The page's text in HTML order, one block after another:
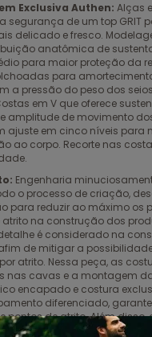
Exclusiva Authen: Alças
segurança de um top GRIT
delicado e fresco.
anatômica de
para maior proteção da
para
a pressão do peso dos
em V que oferece
amplitude de movimento
ajuste em cinco níveis para
ao corpo. Recorte nas
Engenharia
o processo de criação,
para reduzir ao máximo os
atrito na construção dos
é considerado na
de mitigar a
atrito. Nessa peça, as
nas cavas e a montagem
encapado e costura
diferenciado,
pontos de atrito. Além
encapado para garantir o